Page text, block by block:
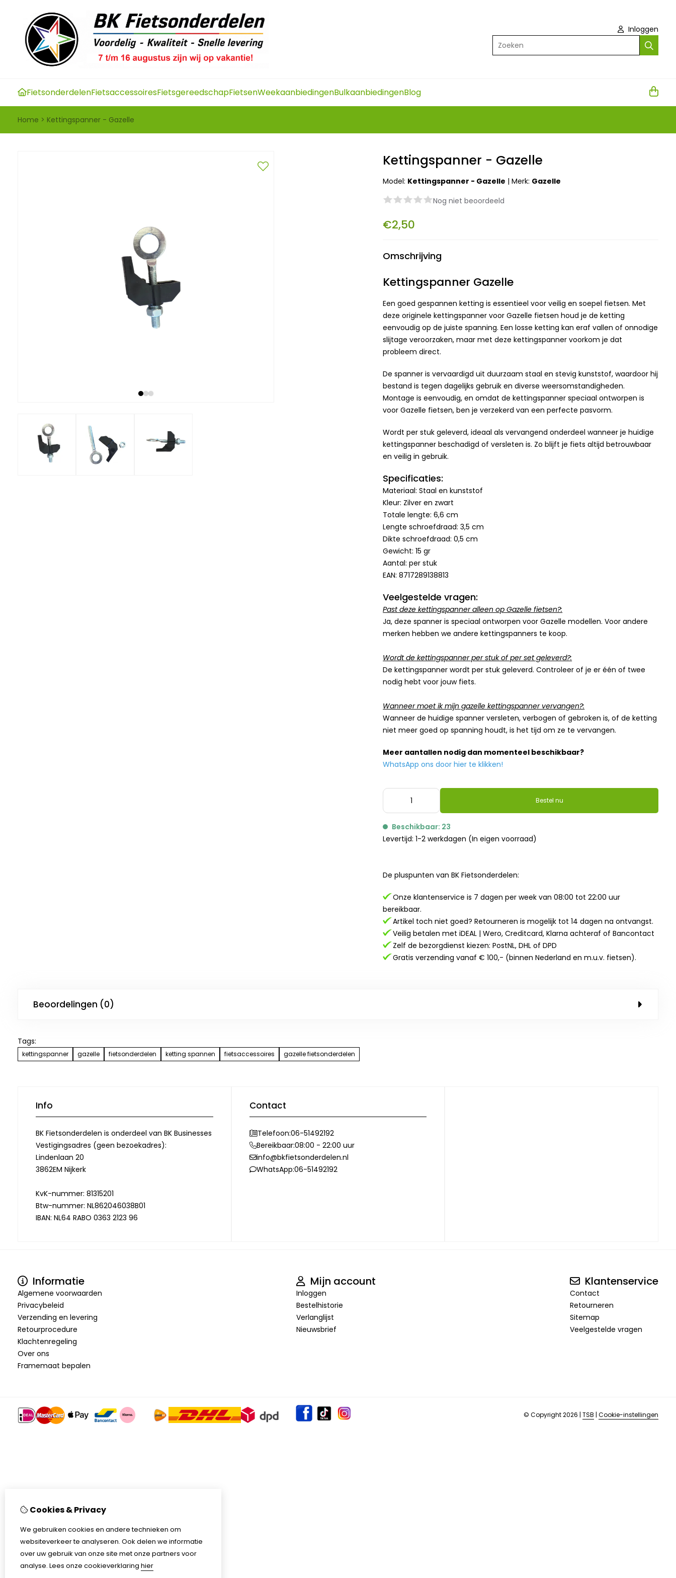
Inloggen
Zoeken
FietsonderdelenFietsaccessoiresFietsgereedschapFietsenWeekaanbiedingenBulkaanbiedingenBlog
Home > Kettingspanner - Gazelle
Kettingspanner - Gazelle
Model: Kettingspanner - Gazelle |Merk: Gazelle
Nog niet beoordeeld
€2,50
Omschrijving
Kettingspanner Gazelle
Een goed gespannen ketting is essentieel voor veilig en soepel fietsen. Met
deze originele kettingspanner voor Gazelle fietsen houd je de ketting
eenvoudig op de juiste spanning. Een losse ketting kan eraf vallen of onnodige
slijtage veroorzaken, maar met deze kettingspanner voorkom je dat
probleem direct.
De spanner is vervaardigd uit duurzaam staal en stevig kunststof, waardoor hij
bestand is tegen dagelijks gebruik en diverse weersomstandigheden.
Montage is eenvoudig, en omdat de kettingspanner speciaal ontworpen is
voor Gazelle fietsen, ben je verzekerd van een perfecte pasvorm.
Wordt per stuk geleverd, ideaal als vervangend onderdeel wanneer je huidige
kettingspanner beschadigd of versleten is. Zo blijft je fiets altijd betrouwbaar
en veilig in gebruik.
Specificaties:
Materiaal: Staal en kunststof
Kleur: Zilver en zwart
Totale lengte: 6,6 cm
Lengte schroefdraad: 3,5 cm
Dikte schroefdraad: 0,5 cm
Gewicht: 15 gr
Aantal: per stuk
EAN: 8717289138813
Veelgestelde vragen:
Past deze kettingspanner alleen op Gazelle fietsen?:
Ja, deze spanner is speciaal ontworpen voor Gazelle modellen. Voor andere
merken hebben we andere kettingspanners te koop.
Wordt de kettingspanner per stuk of per set geleverd?:
De kettingspanner wordt per stuk geleverd. Controleer of je er één of twee
nodig hebt voor jouw fiets.
Wanneer moet ik mijn gazelle kettingspanner vervangen?:
Wanneer de huidige spanner versleten, verbogen of gebroken is, of de ketting
niet meer goed op spanning houdt, is het tijd om ze te vervangen.
Meer aantallen nodig dan momenteel beschikbaar?
WhatsApp ons door hier te klikken!
Bestel nu
Beschikbaar: 23
Levertijd: 1-2 werkdagen (In eigen voorraad)
De pluspunten van BK Fietsonderdelen:
Onze klantenservice is 7 dagen per week van 08:00 tot 22:00 uur
bereikbaar.
Artikel toch niet goed? Retourneren is mogelijk tot 14 dagen na ontvangst.
Veilig betalen met iDEAL | Wero, Creditcard, Klarna achteraf of Bancontact
Zelf de bezorgdienst kiezen: PostNL, DHL of DPD
Gratis verzending vanaf € 100,- (binnen Nederland en m.u.v. fietsen).
Beoordelingen (0)
Tags:
kettingspanner gazelle fietsonderdelen ketting spannen fietsaccessoires gazelle fietsonderdelen
Info
BK Fietsonderdelen is onderdeel van BK Businesses
Vestigingsadres (geen bezoekadres):
Lindenlaan 20
3862EM Nijkerk
KvK-nummer: 81315201
Btw-nummer: NL862046038B01
IBAN: NL64 RABO 0363 2123 96
Contact
Telefoon:06-51492192
Bereikbaar:08:00 - 22:00 uur
info@bkfietsonderdelen.nl
WhatsApp:06-51492192
Informatie
Algemene voorwaarden
Privacybeleid
Verzending en levering
Retourprocedure
Klachtenregeling
Over ons
Framemaat bepalen
Mijn account
Inloggen
Bestelhistorie
Verlanglijst
Nieuwsbrief
Klantenservice
Contact
Retourneren
Sitemap
Veelgestelde vragen
© Copyright 2026 | TSB | Cookie-instellingen
Cookies & Privacy
We gebruiken cookies en andere technieken om
websiteverkeer te analyseren. Ook delen we informatie
over uw gebruik van onze site met onze partners voor
analyse. Lees onze cookieverklaring hier